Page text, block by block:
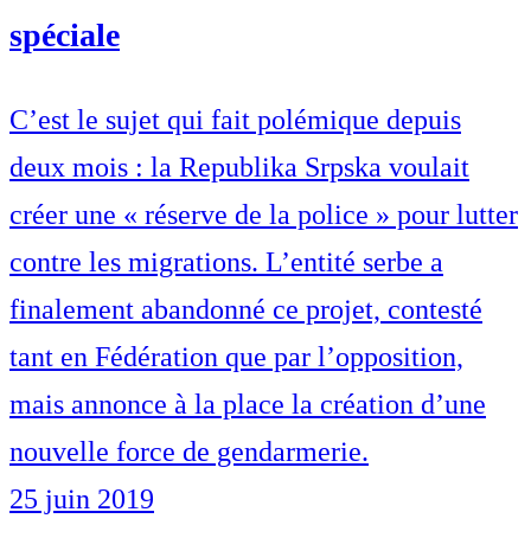
spéciale
C’est le sujet qui fait polémique depuis
deux mois : la Republika Srpska voulait
créer une « réserve de la police » pour lutter
contre les migrations. L’entité serbe a
finalement abandonné ce projet, contesté
tant en Fédération que par l’opposition,
mais annonce à la place la création d’une
nouvelle force de gendarmerie.
25 juin 2019